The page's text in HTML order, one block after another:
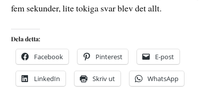
fem sekunder, lite tokiga svar blev det allt.
Dela detta:
Facebook Pinterest E-post
LinkedIn Skriv ut WhatsApp